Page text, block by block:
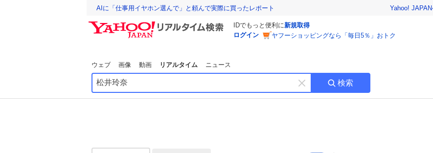
AIに「仕事用イヤホン選んで」と頼んで実際に買ったレポート Yahoo! JAPAN
IDでもっと便利に新規取得
ログイン
ヤフーショッピングなら「毎日5％」おトク
ウェブ 画像 動画 リアルタイム ニュース
キ
ー
検索